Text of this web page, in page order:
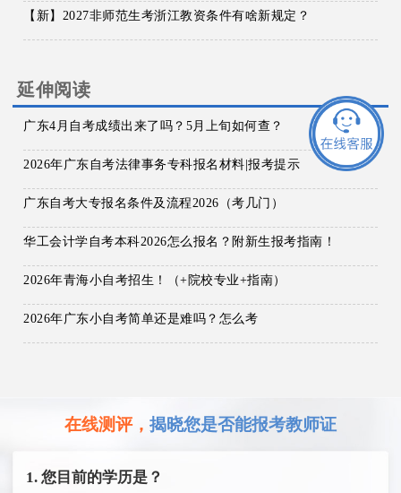
【新】2027非师范生考浙江教资条件有啥新规定？
延伸阅读
广东4月自考成绩出来了吗？5月上旬如何查？
2026年广东自考法律事务专科报名材料|报考提示
广东自考大专报名条件及流程2026（考几门）
华工会计学自考本科2026怎么报名？附新生报考指南！
2026年青海小自考招生！（+院校专业+指南）
2026年广东小自考简单还是难吗？怎么考
在线测评， 揭晓您是否能报考教师证
1. 您目前的学历是？